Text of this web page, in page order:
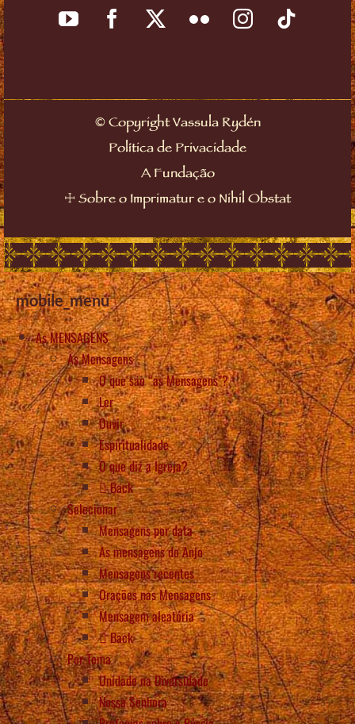
©Copyright Vassula Rydén
Política de Privacidade
A Fundação
☩ Sobre o Imprimatur e o Nihil Obstat
mobile_menu
As MENSAGENS
As Mensagens
O que são “as Mensagens”?
Ler
Ouvir
Espiritualidade
O que diz a Igreja?
Back
Selecionar
Mensagens por data
As mensagens do Anjo
Mensagens recentes
Orações nas Mensagens
Mensagem aleatória
Back
Por Tema
Unidade na Diversidade
Nossa Senhora